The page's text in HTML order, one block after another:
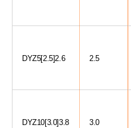
DYZ5[2.5]2.6 2.5
DYZ10[3.0]3.8 3.0